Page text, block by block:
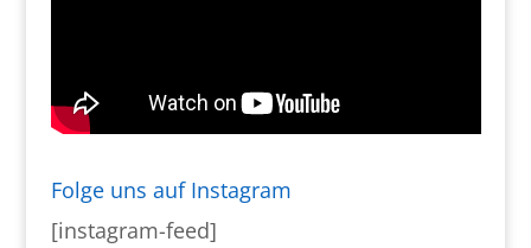
Folge uns auf Instagram
[instagram-feed]